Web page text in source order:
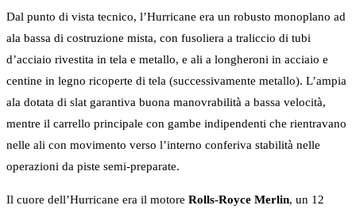
Dal punto di vista tecnico, l’Hurricane era un robusto monoplano ad
ala bassa di costruzione mista, con fusoliera a traliccio di tubi
d’acciaio rivestita in tela e metallo, e ali a longheroni in acciaio e
centine in legno ricoperte di tela (successivamente metallo). L’ampia
ala dotata di slat garantiva buona manovrabilità a bassa velocità,
mentre il carrello principale con gambe indipendenti che rientravano
nelle ali con movimento verso l’interno conferiva stabilità nelle
operazioni da piste semi-preparate.
Il cuore dell’Hurricane era il motore Rolls-Royce Merlin, un 12